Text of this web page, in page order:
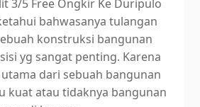
3/5 Free Ongkir Ke Duripulo
bahwasanya tulangan
konstruksi bangunan
yg sangat penting. Karena
dari sebuah bangunan
kuat atau tidaknya bangunan